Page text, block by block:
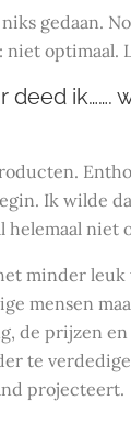
gedaan.
niet optimaal.
deed ik…….
Ik wilde
helemaal niet
minder
mensen
de prijzen en
te
projecteert.